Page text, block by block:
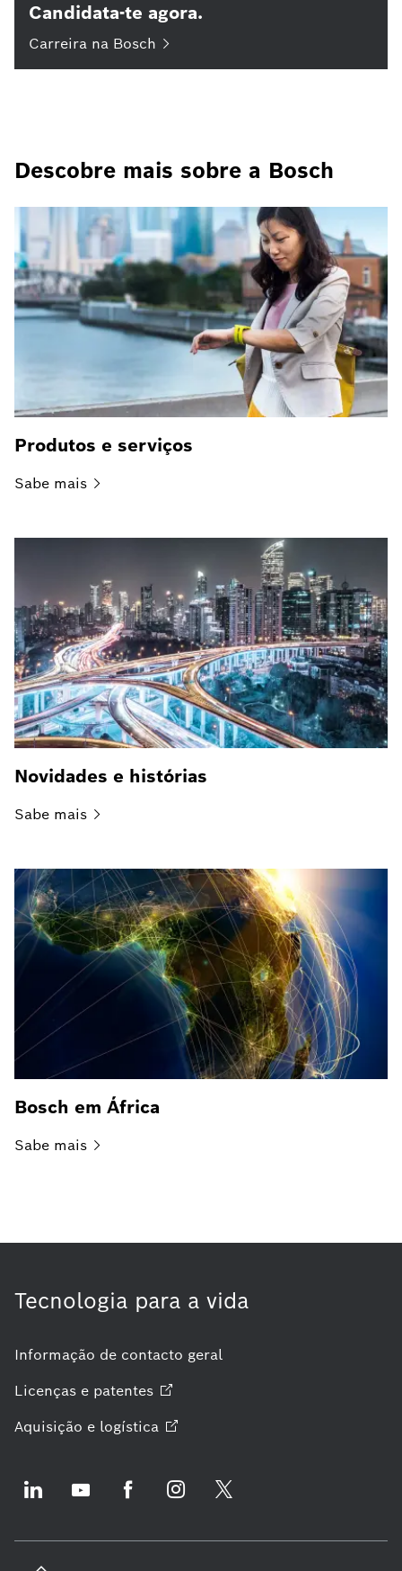
Candidata-te agora.
Carreira na Bosch
Descobre mais sobre a Bosch
Produtos e serviços
Sabe mais
Novidades e histórias
Sabe mais
Bosch em África
Sabe mais
Tecnologia para a vida
Informação de contacto geral
Licenças e patentes
Aquisição e logística